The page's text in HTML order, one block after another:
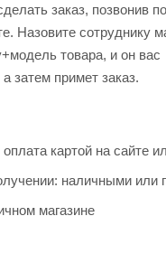
заказ, позвонив
Назовите сотруднику
товара, и он вас
а затем примет заказ.
картой на сайте
наличными или
магазине